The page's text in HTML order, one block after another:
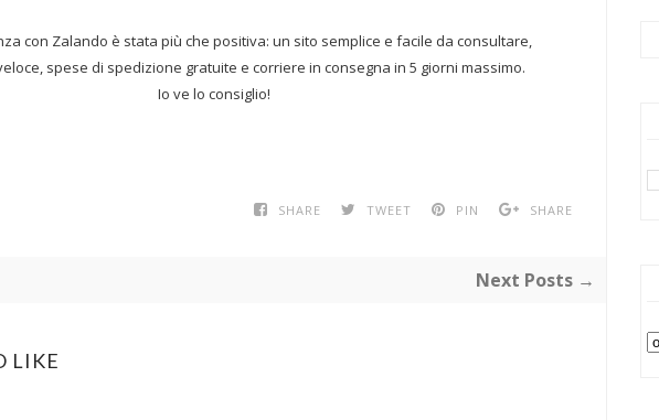
con Zalando è stata più che positiva: un sito semplice e facile da consultare,
spese di spedizione gratuite e corriere in consegna in 5 giorni massimo.
Io ve lo consiglio!
SHARE TWEET PIN SHARE
Next Posts →
LIKE